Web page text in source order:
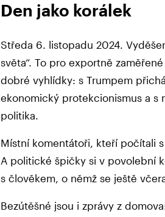
Den jako korálek
Středa 6. listopadu 2024.
světa“. To pro exportně
dobré vyhlídky: s Trumpem
ekonomický protekcionismus a s
politika.
Místní komentátoři, kteří počítali
A politické špičky si v povolební
s člověkem, o němž se ještě
Bezútěšné jsou i zprávy z